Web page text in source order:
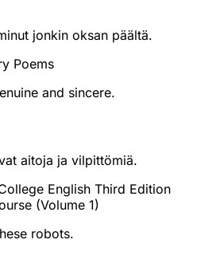
jonkin oksan päältä.
Poems
and sincere.
aitoja ja vilpittömiä.
English Third Edition
(Volume 1)
robots.